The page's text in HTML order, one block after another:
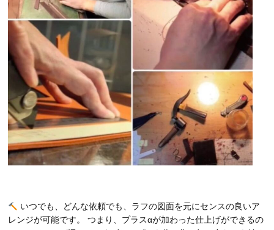
いつでも、どんな依頼でも、ラフの図面を元にセンスの良いア
レンジが可能です。 つまり、プラスαが加わった仕上げができるの